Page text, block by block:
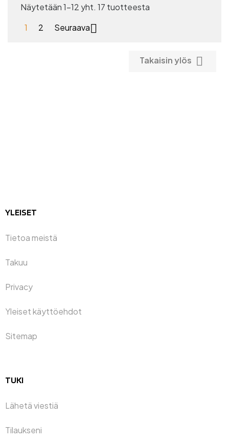
Näytetään 1-12 yht. 17 tuotteesta
1
2 Seuraava
Takaisin ylös 
YLEISET
Tietoa meistä
Takuu
Privacy
Yleiset käyttöehdot
Sitemap
TUKI
Lähetä viestiä
Tilaukseni